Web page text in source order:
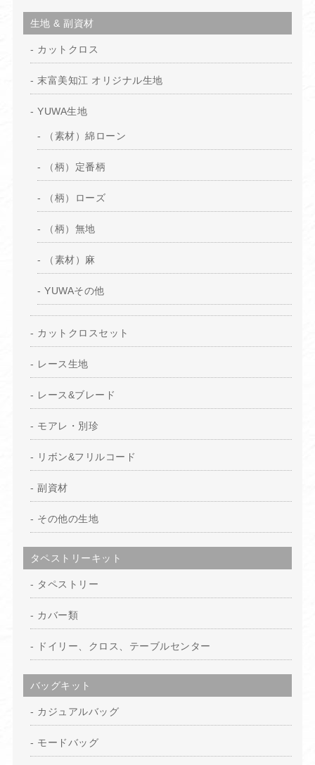
生地 & 副資材
カットクロス
末富美知江 オリジナル生地
YUWA生地
（素材）綿ローン
（柄）定番柄
（柄）ローズ
（柄）無地
（素材）麻
YUWAその他
カットクロスセット
レース生地
レース&ブレード
モアレ・別珍
リボン&フリルコード
副資材
その他の生地
タペストリーキット
タペストリー
カバー類
ドイリー、クロス、テーブルセンター
バッグキット
カジュアルバッグ
モードバッグ